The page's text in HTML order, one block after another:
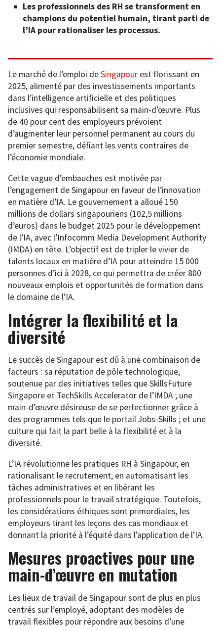
Les professionnels des RH se transforment en
champions du potentiel humain, tirant parti de
l’IA pour rationaliser les processus.
Le marché de l’emploi deSingapour est florissant en
2025, alimenté par des investissements importants
dans l’intelligence artificielle et des politiques
inclusives qui responsabilisent sa main-d’œuvre. Plus
de 40 pour cent des employeurs prévoient
d’augmenter leur personnel permanent au cours du
premier semestre, défiant les vents contraires de
l’économie mondiale.
Cette vague d’embauches est motivée par
l’engagement de Singapour en faveur de l’innovation
en matière d’IA. Le gouvernement a alloué 150
millions de dollars singapouriens (102,5 millions
d’euros) dans le budget 2025 pour le développement
de l’IA, avec l’Infocomm Media Development Authority
(IMDA) en tête. L’objectif est de tripler le vivier de
talents locaux en matière d’IA pour atteindre 15 000
personnes d’ici à 2028, ce qui permettra de créer 800
nouveaux emplois et opportunités de formation dans
le domaine de l’IA.
Intégrer la flexibilité et la
diversité
Le succès de Singapour est dû à une combinaison de
facteurs : sa réputation de pôle technologique,
soutenue par des initiatives telles que SkillsFuture
Singapore et TechSkills Accelerator de l’IMDA ; une
main-d’œuvre désireuse de se perfectionner grâce à
des programmes tels que le portail Jobs-Skills ; et une
culture qui fait la part belle à la flexibilité et à la
diversité.
L’IA révolutionne les pratiques RH à Singapour, en
rationalisant le recrutement, en automatisant les
tâches administratives et en libérant les
professionnels pour le travail stratégique. Toutefois,
les considérations éthiques sont primordiales, les
employeurs tirant les leçons des cas mondiaux et
donnant la priorité à l’équité dans l’application de l’IA.
Mesures proactives pour une
main-d’œuvre en mutation
Les lieux de travail de Singapour sont de plus en plus
centrés sur l’employé, adoptant des modèles de
travail flexibles pour répondre aux besoins d’une